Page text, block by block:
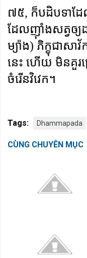
៧៥, ក៏បដិបទាដ
ដែលញ៉ាំងសត្វឲ្យដ
ម្យ៉ាង) ភិក្ខុជាសា
នេះ ហើយ មិនគួរត្
ចំរើនវិវេក។
Tags: Dhammapada
CÙNG CHUYÊN MỤC